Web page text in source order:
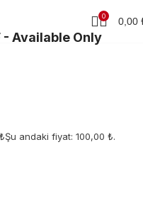
- Available Only
0 0,00
Şu andaki fiyat: 100,00 ₺.